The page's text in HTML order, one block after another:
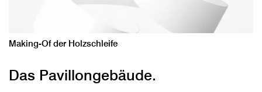
Making-Of der Holzschleife
Das Pavillongebäude.